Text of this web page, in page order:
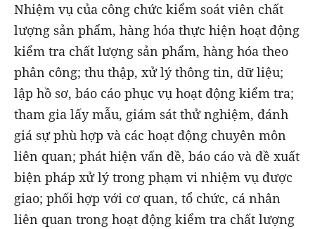
Nhiệm vụ của công chức kiểm soát viên chất
lượng sản phẩm, hàng hóa thực hiện hoạt động
kiểm tra chất lượng sản phẩm, hàng hóa theo
phân công; thu thập, xử lý thông tin, dữ liệu;
lập hồ sơ, báo cáo phục vụ hoạt động kiểm tra;
tham gia lấy mẫu, giám sát thử nghiệm, đánh
giá sự phù hợp và các hoạt động chuyên môn
liên quan; phát hiện vấn đề, báo cáo và đề xuất
biện pháp xử lý trong phạm vi nhiệm vụ được
giao; phối hợp với cơ quan, tổ chức, cá nhân
liên quan trong hoạt động kiểm tra chất lượng